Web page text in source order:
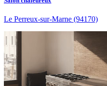
Le Perreux-sur-Marne (94170)